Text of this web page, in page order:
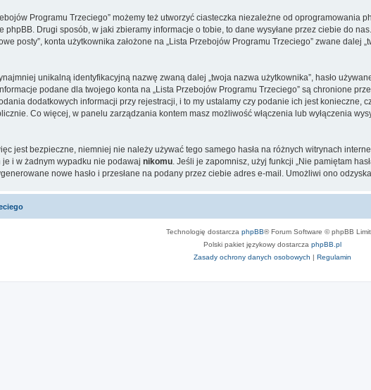
Programu Trzeciego” możemy też utworzyć ciasteczka niezależne od oprogramowania
phpBB. Drugi sposób, w jaki zbieramy informacje o tobie, to dane wysyłane przez ciebie do
posty”, konta użytkownika założone na „Lista Przebojów Programu Trzeciego” zwane
unikalną identyfikacyjną nazwę zwaną dalej „twoja nazwa użytkownika”, hasło
podane dla twojego konta na „Lista Przebojów Programu Trzeciego” są chronione
dodatkowych informacji przy rejestracji, i to my ustalamy czy podanie ich jest konieczne,
Co więcej, w panelu zarządzania kontem masz możliwość włączenia lub wyłączenia
jest bezpieczne, niemniej nie należy używać tego samego hasła na różnych witrynach
je i w żadnym wypadku nie podawaj nikomu . Jeśli je zapomnisz, użyj funkcji „Nie pamiętam
nowe hasło i przesłane na podany przez ciebie adres e-mail. Umożliwi ono
Technologię dostarcza phpBB® Forum Software © phpBB
Polski pakiet językowy dostarcza phpBB.pl
Zasady ochrony danych osobowych | Regulamin